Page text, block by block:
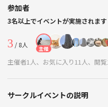
参加者
3名以上でイベントが実施されます
3 / 8人 主催
主催者1人、お気に入り11人、閲
サークルイベントの説明